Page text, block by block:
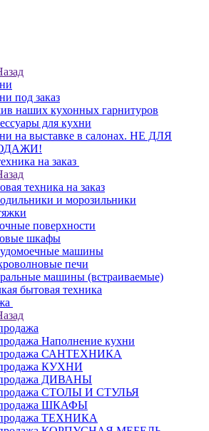
под заказ
наших кухонных гарнитуров
для кухни
на выставке в салонах. НЕ ДЛЯ
на заказ
техника на заказ
и морозильники
поверхности
шкафы
машины
печи
машины (встраиваемые)
бытовая техника
Наполнение кухни
САНТЕХНИКА
КУХНИ
ДИВАНЫ
СТОЛЫ И СТУЛЬЯ
ШКАФЫ
ТЕХНИКА